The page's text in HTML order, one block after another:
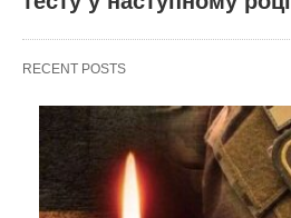
RECENT POSTS